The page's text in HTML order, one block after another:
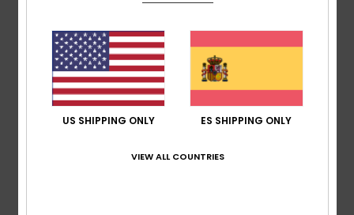
Color
5
US SHIPPING ONLY ES SHIPPING ONLY
VIEW ALL COUNTRIES